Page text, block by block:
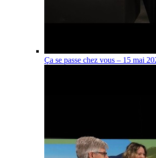
Ça se passe chez vous – 15 mai